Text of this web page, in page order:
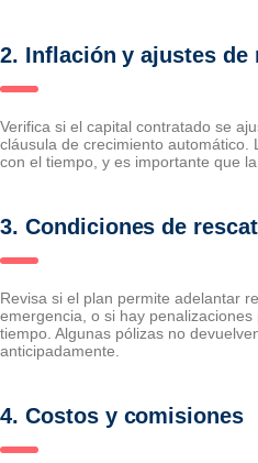
2. Inflación y ajustes de
Verifica si el capital contratado se
cláusula de crecimiento automático.
con el tiempo, y es importante que
3. Condiciones de
Revisa si el plan permite adelantar
emergencia, o si hay
tiempo. Algunas pólizas no
anticipadamente.
4. Costos y comisiones